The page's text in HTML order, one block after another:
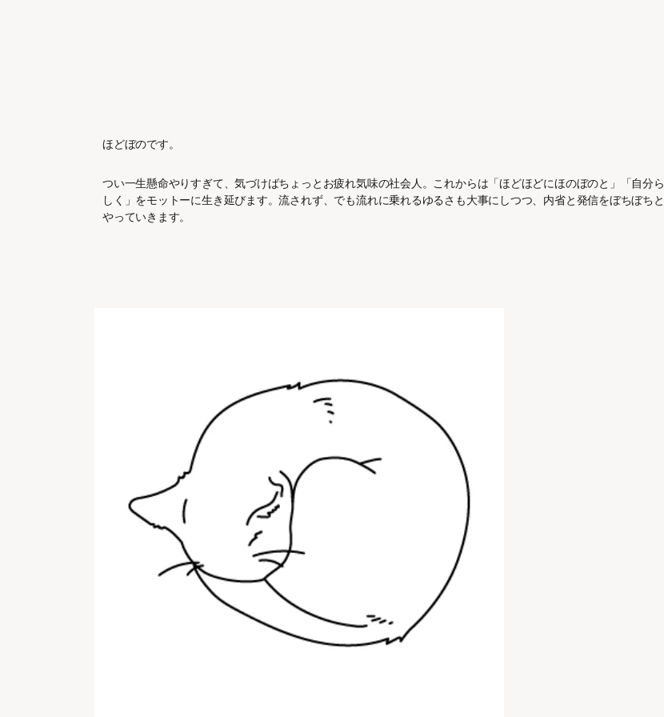
ほどぼのです。
つい一生懸命やりすぎて、気づけばちょっとお疲れ気味の社会人。これからは「ほどほどにほのぼのと」「自分ら
しく」をモットーに生き延びます。流されず、でも流れに乗れるゆるさも大事にしつつ、内省と発信をぼちぼちと
やっていきます。